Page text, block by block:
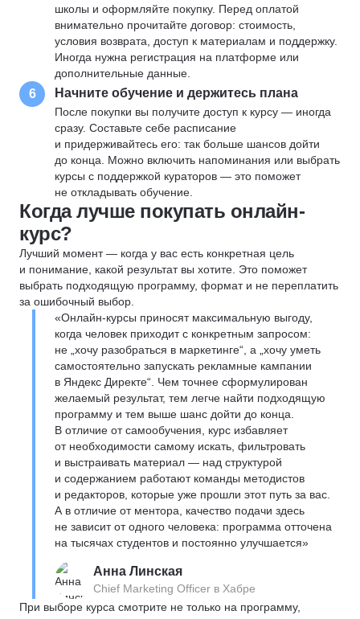
школы и оформляйте покупку. Перед оплатой
внимательно прочитайте договор: стоимость,
условия возврата, доступ к материалам и поддержку.
Иногда нужна регистрация на платформе или
дополнительные данные.
6 Начните обучение и держитесь плана
После покупки вы получите доступ к курсу — иногда
сразу. Составьте себе расписание
и придерживайтесь его: так больше шансов дойти
до конца. Можно включить напоминания или выбрать
курсы с поддержкой кураторов — это поможет
не откладывать обучение.
Когда лучше покупать онлайн-
курс?
Лучший момент — когда у вас есть конкретная цель
и понимание, какой результат вы хотите. Это поможет
выбрать подходящую программу, формат и не переплатить
за ошибочный выбор.
«Онлайн-курсы приносят максимальную выгоду,
когда человек приходит с конкретным запросом:
не „хочу разобраться в маркетинге“, а „хочу уметь
самостоятельно запускать рекламные кампании
в Яндекс Директе“. Чем точнее сформулирован
желаемый результат, тем легче найти подходящую
программу и тем выше шанс дойти до конца.
В отличие от самообучения, курс избавляет
от необходимости самому искать, фильтровать
и выстраивать материал — над структурой
и содержанием работают команды методистов
и редакторов, которые уже прошли этот путь за вас.
А в отличие от ментора, качество подачи здесь
не зависит от одного человека: программа отточена
на тысячах студентов и постоянно улучшается»
Анна Линская
Chief Marketing Officer в Хабре
При выборе курса смотрите не только на программу,